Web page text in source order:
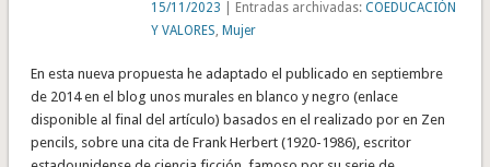
15/11/2023 | Entradas archivadas:COEDUCACIÓN
Y VALORES ,Mujer
En esta nueva propuesta he adaptado el publicado en septiembre
de 2014 en el blog unos murales en blanco y negro (enlace
disponible al final del artículo) basados en el realizado por en Zen
pencils, sobre una cita de Frank Herbert (1920-1986), escritor